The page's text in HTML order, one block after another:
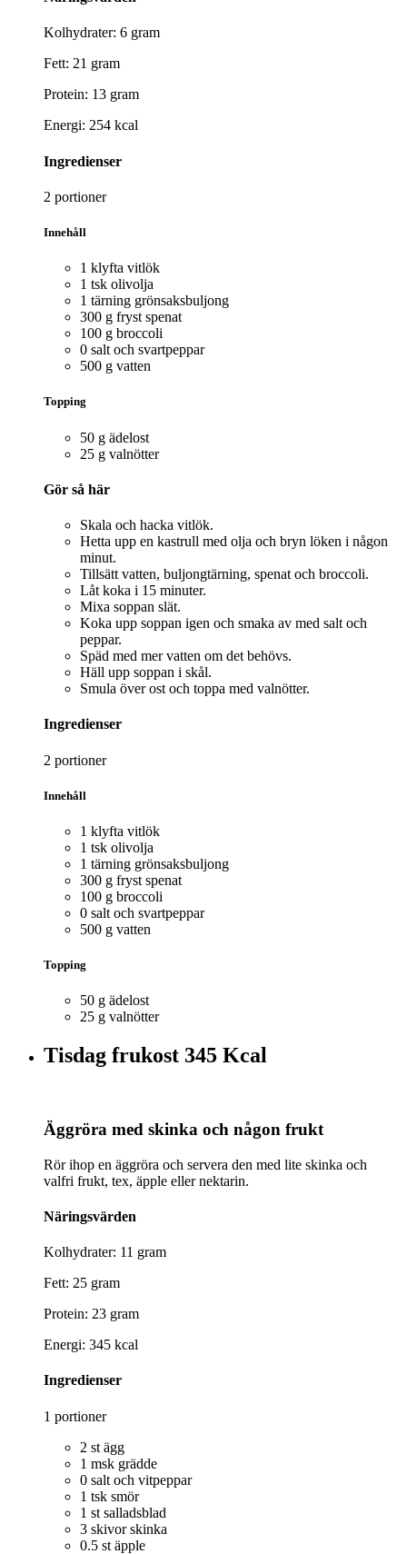
Kolhydrater: 6 gram
Fett: 21 gram
Protein: 13 gram
Energi: 254 kcal
Ingredienser
2 portioner
Innehåll
1 klyfta vitlök
1 tsk olivolja
1 tärning grönsaksbuljong
300 g fryst spenat
100 g broccoli
0 salt och svartpeppar
500 g vatten
Topping
50 g ädelost
25 g valnötter
Gör så här
Skala och hacka vitlök.
Hetta upp en kastrull med olja och bryn löken i någon
minut.
Tillsätt vatten, buljongtärning, spenat och broccoli.
Låt koka i 15 minuter.
Mixa soppan slät.
Koka upp soppan igen och smaka av med salt och
peppar.
Späd med mer vatten om det behövs.
Häll upp soppan i skål.
Smula över ost och toppa med valnötter.
Ingredienser
2 portioner
Innehåll
1 klyfta vitlök
1 tsk olivolja
1 tärning grönsaksbuljong
300 g fryst spenat
100 g broccoli
0 salt och svartpeppar
500 g vatten
Topping
50 g ädelost
25 g valnötter
Tisdag frukost 345 Kcal
Äggröra med skinka och någon frukt
Rör ihop en äggröra och servera den med lite skinka och
valfri frukt, tex, äpple eller nektarin.
Näringsvärden
Kolhydrater: 11 gram
Fett: 25 gram
Protein: 23 gram
Energi: 345 kcal
Ingredienser
1 portioner
2 st ägg
1 msk grädde
0 salt och vitpeppar
1 tsk smör
1 st salladsblad
3 skivor skinka
0.5 st äpple